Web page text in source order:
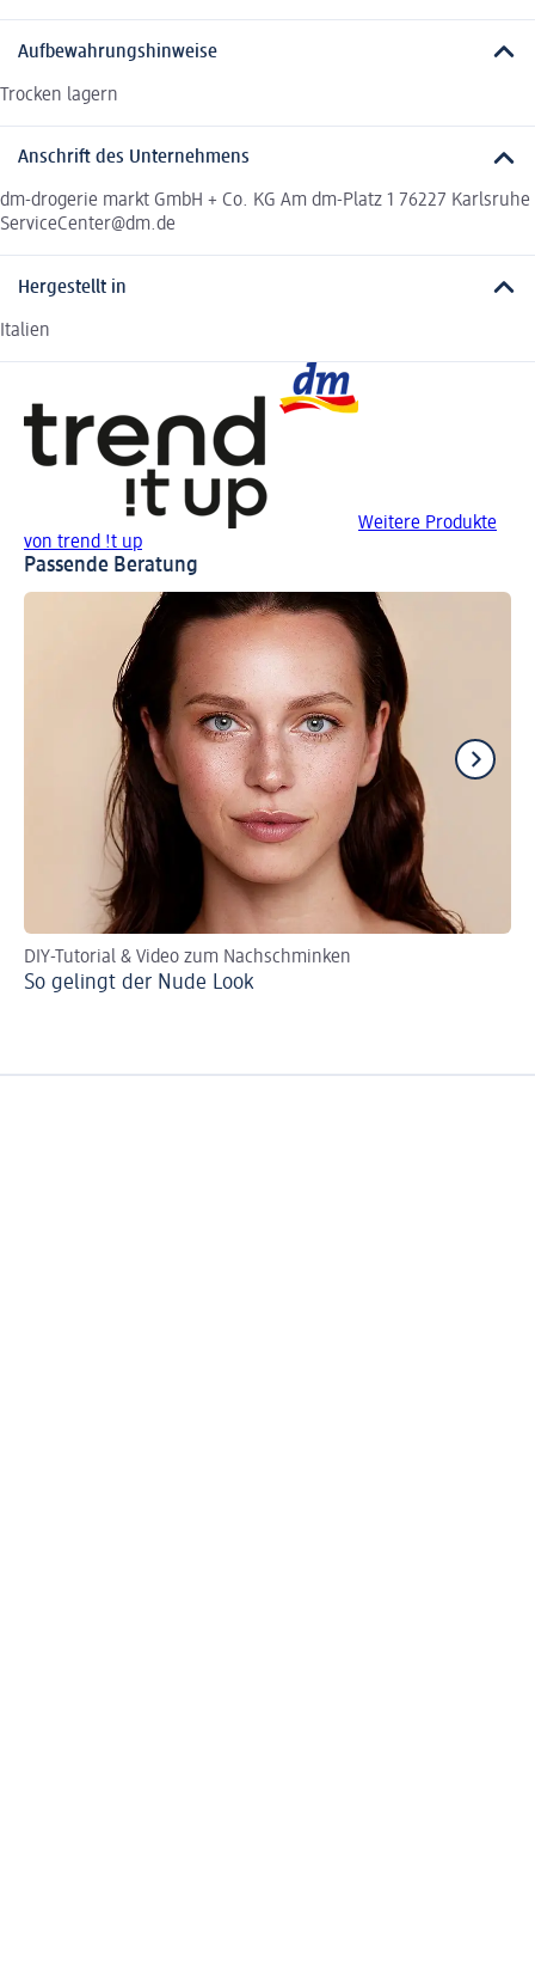
Aufbewahrungshinweise
Trocken lagern
Anschrift des Unternehmens
dm-drogerie markt GmbH + Co. KG Am dm-Platz 1 76227 Karlsruhe
ServiceCenter@dm.de
Hergestellt in
Italien
Weitere Produkte
von trend !t up
Passende Beratung
DIY-Tutorial & Video zum Nachschminken
So gelingt der Nude Look